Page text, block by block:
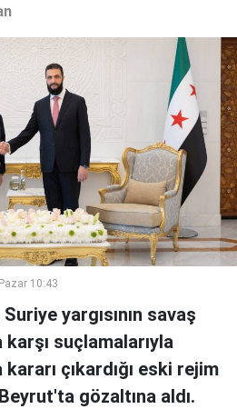
10:43
yargısının savaş
karşı suçlamalarıyla
çıkardığı eski rejim
gözaltına aldı.